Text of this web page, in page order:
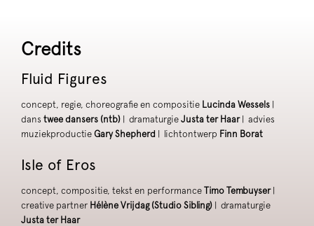
Credits
Fluid Figures
concept, regie, choreografie en compositie Lucinda Wessels |
dans twee dansers (ntb) | dramaturgie Justa ter Haar| advies
muziekproductie Gary Shepherd | lichtontwerp Finn Borat
Isle of Eros
concept, compositie, tekst en performance Timo Tembuyser|
creative partner Hélène Vrijdag (Studio Sibling) | dramaturgie
Justa ter Haar